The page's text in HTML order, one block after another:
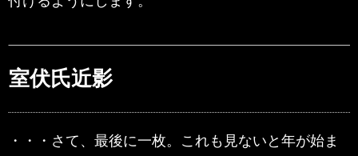
室伏氏近影
・・・さて、最後に一枚。これも見ないと年が始ま